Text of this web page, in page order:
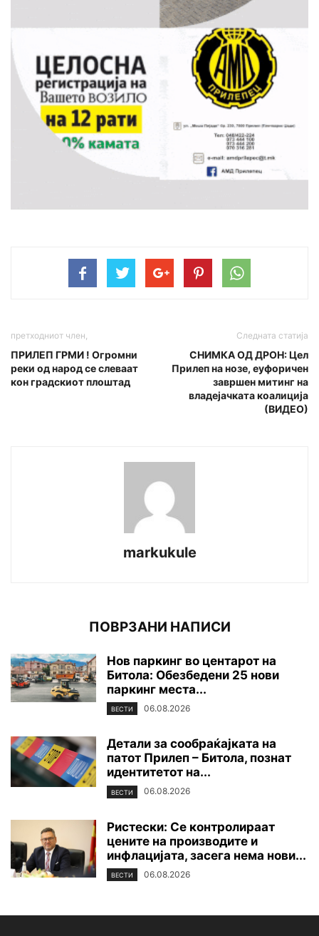
претходниот член,
ПРИЛЕП ГРМИ ! Огромни
реки од народ се слеваат
кон градскиот плоштад
Следната статија
СНИМКА ОД ДРОН: Цел
Прилеп на нозе, еуфоричен
завршен митинг на
владејачката коалиција
(ВИДЕО)
markukule
ПОВРЗАНИ НАПИСИ
Нов паркинг во центарот на
Битола: Обезбедени 25 нови
паркинг места...
ВЕСТИ 06.08.2026
Детали за сообраќајката на
патот Прилеп – Битола, познат
идентитетот на...
ВЕСТИ 06.08.2026
Ристески: Се контролираат
цените на производите и
инфлацијата, засега нема нови...
ВЕСТИ 06.08.2026